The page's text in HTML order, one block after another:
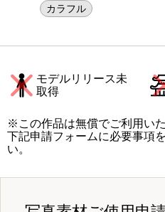
カラフル
モデルリリース未
取得
※この作品は無償でご利用い
下記申請フォームに必要事項
い。